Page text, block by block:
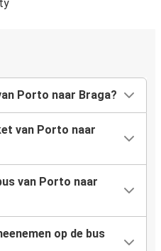
Porto naar Braga?
van Porto naar
van Porto naar
op de bus